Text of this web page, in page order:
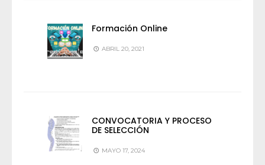
Formación Online
ABRIL 20, 2021
CONVOCATORIA Y PROCESO
DE SELECCIÓN
MAYO 17, 2024